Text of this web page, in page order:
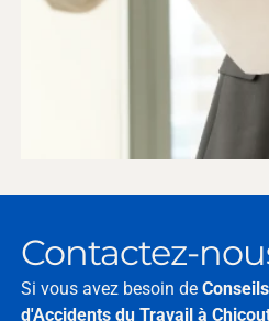
Contactez-
Si vous avez besoin de
d'Accidents du Travail à